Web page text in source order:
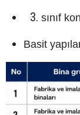
sınıf
Basit